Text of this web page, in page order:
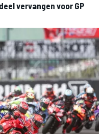
vervangen voor GP